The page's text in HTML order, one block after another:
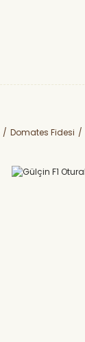
Domates Fidesi